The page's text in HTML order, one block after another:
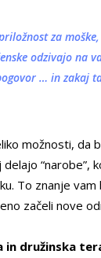
za
odzivajo na
… in zakaj
možnosti, da
“narobe”,
To znanje vam
začeli nove
in družinska